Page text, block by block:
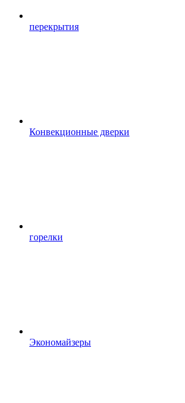
перекрытия
Конвекционные дверки
горелки
Экономайзеры